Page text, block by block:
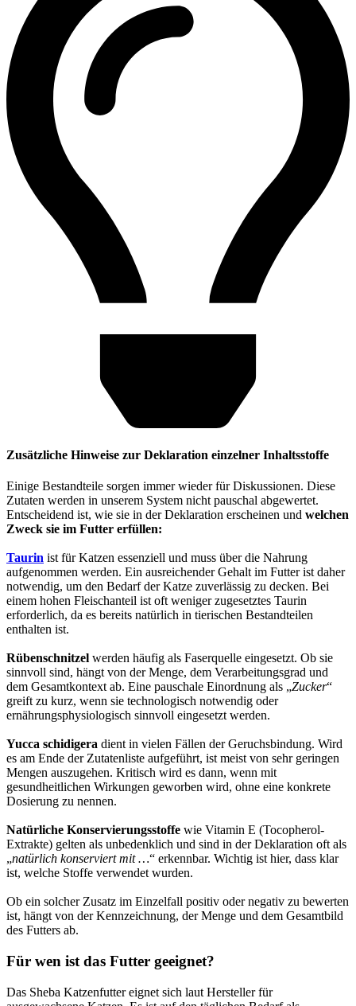
Zusätzliche Hinweise zur Deklaration einzelner Inhaltsstoffe
Einige Bestandteile sorgen immer wieder für Diskussionen. Diese
Zutaten werden in unserem System nicht pauschal abgewertet.
Entscheidend ist, wie sie in der Deklaration erscheinen und welchen
Zweck sie im Futter erfüllen:
Taurin ist für Katzen essenziell und muss über die Nahrung
aufgenommen werden. Ein ausreichender Gehalt im Futter ist daher
notwendig, um den Bedarf der Katze zuverlässig zu decken. Bei
einem hohen Fleischanteil ist oft weniger zugesetztes Taurin
erforderlich, da es bereits natürlich in tierischen Bestandteilen
enthalten ist.
Rübenschnitzel werden häufig als Faserquelle eingesetzt. Ob sie
sinnvoll sind, hängt von der Menge, dem Verarbeitungsgrad und
dem Gesamtkontext ab. Eine pauschale Einordnung als „Zucker“
greift zu kurz, wenn sie technologisch notwendig oder
ernährungsphysiologisch sinnvoll eingesetzt werden.
Yucca schidigera dient in vielen Fällen der Geruchsbindung. Wird
es am Ende der Zutatenliste aufgeführt, ist meist von sehr geringen
Mengen auszugehen. Kritisch wird es dann, wenn mit
gesundheitlichen Wirkungen geworben wird, ohne eine konkrete
Dosierung zu nennen.
Natürliche Konservierungsstoffe wie Vitamin E (Tocopherol-
Extrakte) gelten als unbedenklich und sind in der Deklaration oft als
„natürlich konserviert mit …“ erkennbar. Wichtig ist hier, dass klar
ist, welche Stoffe verwendet wurden.
Ob ein solcher Zusatz im Einzelfall positiv oder negativ zu bewerten
ist, hängt von der Kennzeichnung, der Menge und dem Gesamtbild
des Futters ab.
Für wen ist das Futter geeignet?
Das Sheba Katzenfutter eignet sich laut Hersteller für